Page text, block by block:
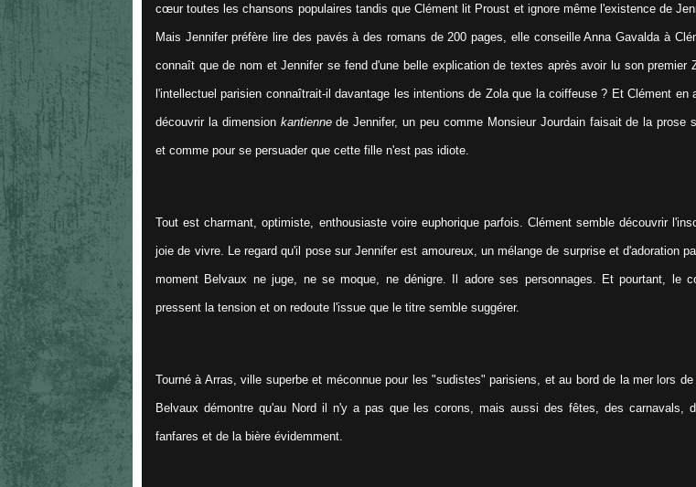
cœur toutes les chansons populaires tandis que Clément lit Proust et ignore même l'existence de
Mais Jennifer préfère lire des pavés à des romans de 200 pages, elle conseille Anna Gavalda à
connaît que de nom et Jennifer se fend d'une belle explication de textes après avoir lu son premier
l'intellectuel parisien connaîtrait-il davantage les intentions de Zola que la coiffeuse ? Et Clément en
découvrir la dimension kantiennede Jennifer, un peu comme Monsieur Jourdain faisait de la prose
et comme pour se persuader que cette fille n'est pas idiote.
Tout est charmant, optimiste, enthousiaste voire euphorique parfois. Clément semble découvrir
joie de vivre. Le regard qu'il pose sur Jennifer est amoureux, un mélange de surprise et d'adoration
moment Belvaux ne juge, ne se moque, ne dénigre. Il adore ses personnages. Et pourtant, le
pressent la tension et on redoute l'issue que le titre semble suggérer.
Tourné à Arras, ville superbe et méconnue pour les "sudistes" parisiens, et au bord de la mer lors de
Belvaux démontre qu'au Nord il n'y a pas que les corons, mais aussi des fêtes, des carnavals,
fanfares et de la bière évidemment.